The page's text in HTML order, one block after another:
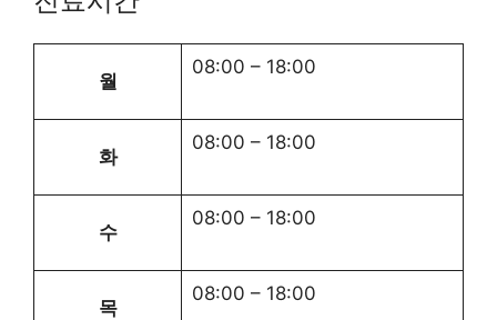
월
08:00 – 18:00
화
08:00 – 18:00
수
08:00 – 18:00
목
08:00 – 18:00